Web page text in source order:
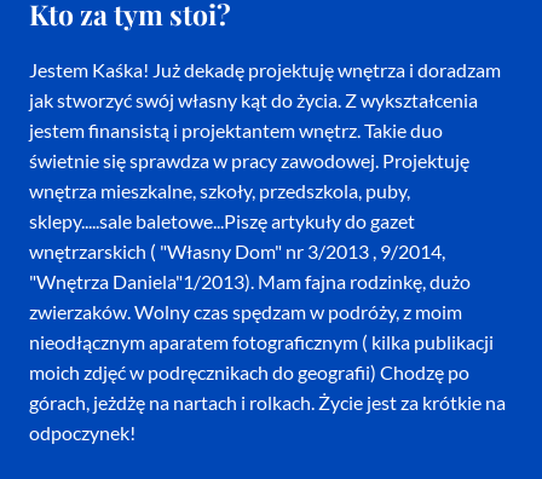
Kto za tym stoi?
Jestem Kaśka! Już dekadę projektuję wnętrza i doradzam
jak stworzyć swój własny kąt do życia. Z wykształcenia
jestem finansistą i projektantem wnętrz. Takie duo
świetnie się sprawdza w pracy zawodowej. Projektuję
wnętrza mieszkalne, szkoły, przedszkola, puby,
sklepy.....sale baletowe...Piszę artykuły do gazet
wnętrzarskich ( "Własny Dom" nr 3/2013 , 9/2014,
"Wnętrza Daniela"1/2013). Mam fajna rodzinkę, dużo
zwierzaków. Wolny czas spędzam w podróży, z moim
nieodłącznym aparatem fotograficznym ( kilka publikacji
moich zdjęć w podręcznikach do geografii) Chodzę po
górach, jeżdżę na nartach i rolkach. Życie jest za krótkie na
odpoczynek!